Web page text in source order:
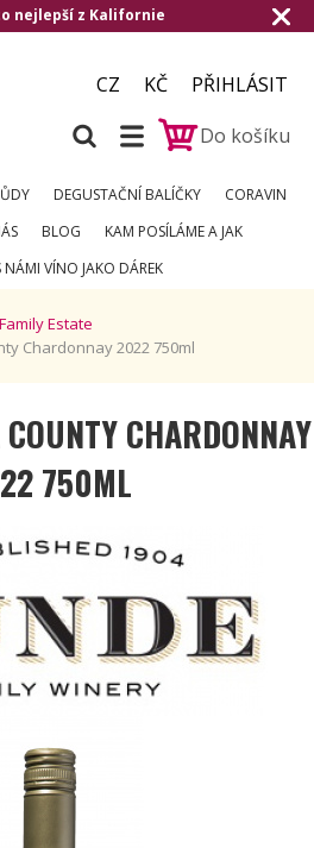
Doručení
CZ KČ
PŘIHLÁSIT
Do košíku
DEGUSTAČNÍ BALÍČKY
CORAVIN
BLOG
KAM POSÍLÁME A JAK
NÁMI VÍNO JAKO DÁREK
Estate
Chardonnay 2022 750ml
CHARDONNAY
750ML